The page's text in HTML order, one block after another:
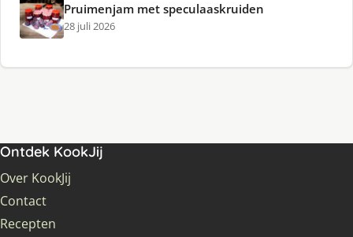
Pruimenjam met speculaaskruiden
28 juli 2026
Ontdek KookJij
Over KookJij
Contact
Recepten